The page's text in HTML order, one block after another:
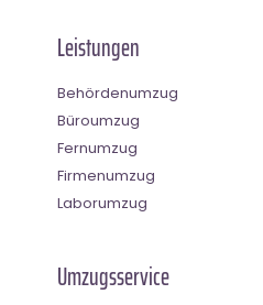
Leistungen
Behördenumzug
Büroumzug
Fernumzug
Firmenumzug
Laborumzug
Umzugsservice